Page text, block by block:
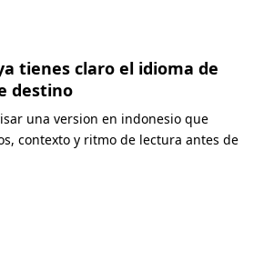
tienes claro el idioma de
destino
una version en indonesio que
contexto y ritmo de lectura antes de